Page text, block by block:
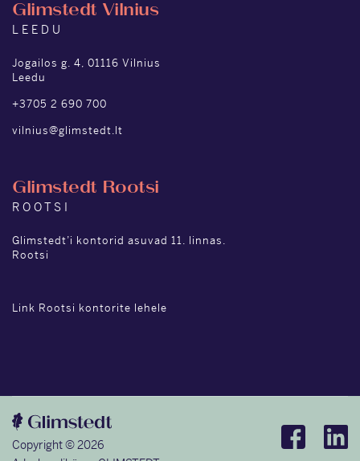
Glimstedt Vilnius
LEEDU
Jogailos g. 4, 01116 Vilnius
Leedu
+3705 2 690 700
vilnius@glimstedt.lt
Glimstedt Rootsi
ROOTSI
Glimstedt’i kontorid asuvad 11. linnas.
Rootsi
Link Rootsi kontorite lehele
Copyright © 2026